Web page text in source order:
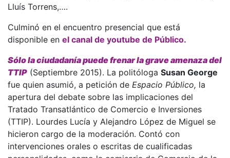
Lluís Torrens,….
Culminó en el encuentro presencial que está
disponible en el canal de youtube de Público.
Sólo la ciudadanía puede frenar la grave amenaza del
TTIP (Septiembre 2015). La politóloga Susan George
fue quien asumió, a petición de Espacio Público, la
apertura del debate sobre las implicaciones del
Tratado Transatlántico de Comercio e Inversiones
(TTIP). Lourdes Lucía y Alejandro López de Miguel se
hicieron cargo de la moderación. Contó con
intervenciones orales o escritas de cualificadas